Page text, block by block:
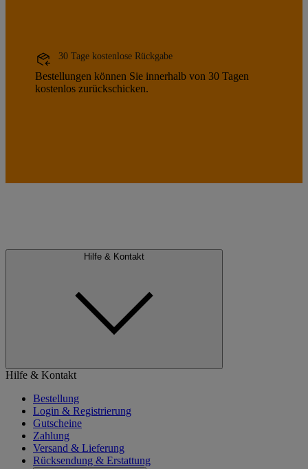
30 Tage kostenlose Rückgabe
Bestellungen können Sie innerhalb von 30 Tagen
kostenlos zurückschicken.
Hilfe & Kontakt
Hilfe & Kontakt
Bestellung
Login & Registrierung
Gutscheine
Zahlung
Versand & Lieferung
Rücksendung & Erstattung